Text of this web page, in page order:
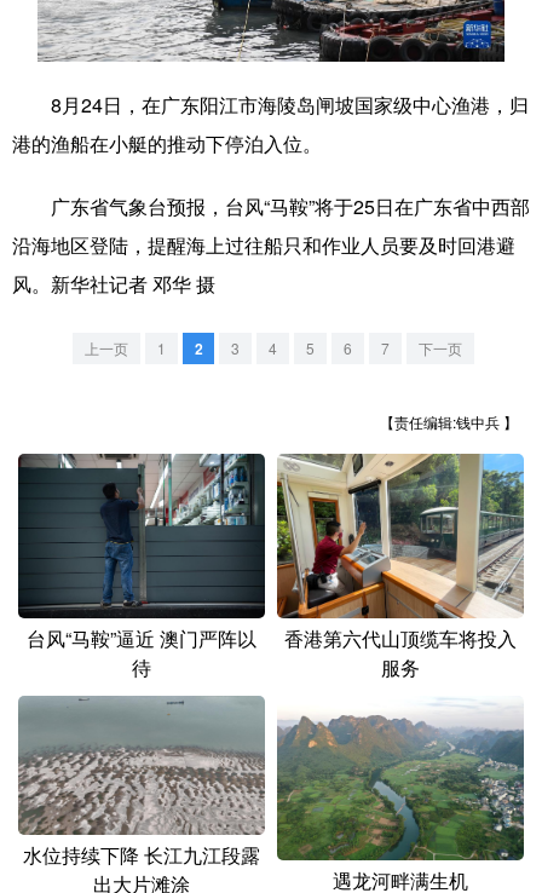
食品 人居 信息化 数字经济
文化产业
山西
辽宁 吉林 上海 江苏
安徽 福建 江西
山东 湖北 湖南
广东 广西 海南 重庆
青海 宁夏
新疆 内蒙古 黑龙江
多语种频道
8月24日，在广东阳江市海陵岛闸坡国家级中心渔港，归
港的渔船在小艇的推动下停泊入位。
广东省气象台预报，台风“马鞍”将于25日在广东省中西部
沿海地区登陆，提醒海上过往船只和作业人员要及时回港避
风。新华社记者 邓华 摄
上一页 1 2 3 4 5 6 7 下一页
【责任编辑:钱中兵 】
台风“马鞍”逼近 澳门严阵以
待
香港第六代山顶缆车将投入
服务
水位持续下降 长江九江段露
出大片滩涂
遇龙河畔满生机